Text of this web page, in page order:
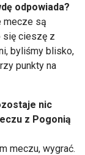
odpowiada?
mecze są
się cieszę z
byliśmy blisko,
punkty na
nic
z Pogonią
meczu, wygrać.